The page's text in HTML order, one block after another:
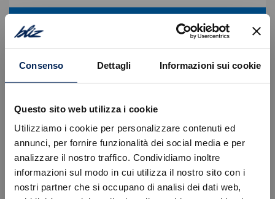
Consenso Dettagli Informazioni sui cookie
Questo sito web utilizza i cookie
Utilizziamo i cookie per personalizzare contenuti ed
annunci, per fornire funzionalità dei social media e per
analizzare il nostro traffico. Condividiamo inoltre
informazioni sul modo in cui utilizza il nostro sito con i
nostri partner che si occupano di analisi dei dati web,
VISUALIZZA LA SCHEDA